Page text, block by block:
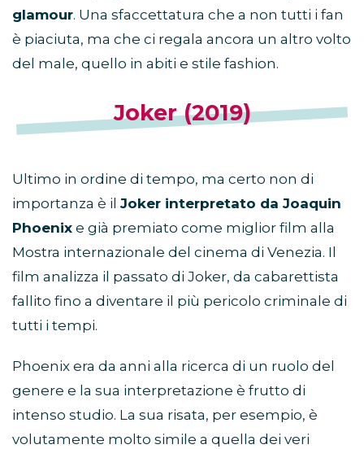
glamour. Una sfaccettatura che a non tutti i fan
è piaciuta, ma che ci regala ancora un altro volto
del male, quello in abiti e stile fashion.
Joker (2019)
Ultimo in ordine di tempo, ma certo non di
importanza è il Joker interpretato da Joaquin
Phoenix e già premiato come miglior film alla
Mostra internazionale del cinema di Venezia. Il
film analizza il passato di Joker, da cabarettista
fallito fino a diventare il più pericolo criminale di
tutti i tempi.
Phoenix era da anni alla ricerca di un ruolo del
genere e la sua interpretazione è frutto di
intenso studio. La sua risata, per esempio, è
volutamente molto simile a quella dei veri